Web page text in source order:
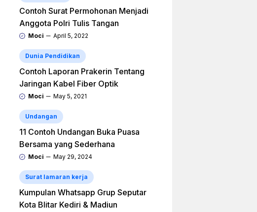
Contoh Surat Permohonan Menjadi
Anggota Polri Tulis Tangan
Moci April 5, 2022
Dunia Pendidikan
Contoh Laporan Prakerin Tentang
Jaringan Kabel Fiber Optik
Moci May 5, 2021
Undangan
11 Contoh Undangan Buka Puasa
Bersama yang Sederhana
Moci May 29, 2024
Surat lamaran kerja
Kumpulan Whatsapp Grup Seputar
Kota Blitar Kediri & Madiun